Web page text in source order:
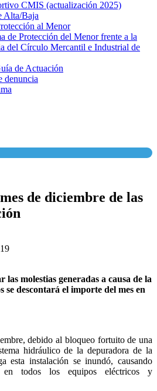
CMIS (actualización 2025)
Alta/Baja
al Menor
de Protección del Menor frente a la
del Círculo Mercantil e Industrial de
de Actuación
denuncia
de diciembre de las
las molestias generadas a causa de la
se descontará el importe del mes en
debido al bloqueo fortuito de una
hidráulico de la depuradora de la
esta instalación se inundó, causando
en todos los equipos eléctricos y